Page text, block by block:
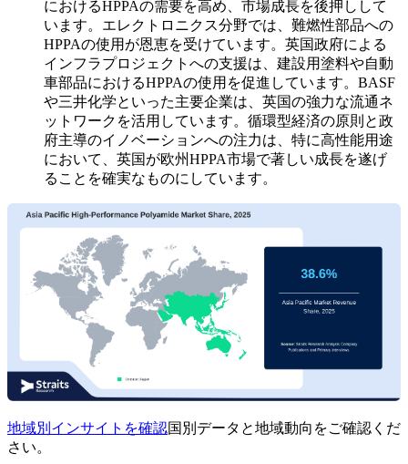
におけるHPPAの需要を高め、市場成長を後押しして
います。エレクトロニクス分野では、難燃性部品への
HPPAの使用が恩恵を受けています。英国政府による
インフラプロジェクトへの支援は、建設用塗料や自動
車部品におけるHPPAの使用を促進しています。BASF
や三井化学といった主要企業は、英国の強力な流通ネ
ットワークを活用しています。循環型経済の原則と政
府主導のイノベーションへの注力は、特に高性能用途
において、英国が欧州HPPA市場で著しい成長を遂げ
ることを確実なものにしています。
地域別インサイトを確認国別データと地域動向をご確認くだ
さい。